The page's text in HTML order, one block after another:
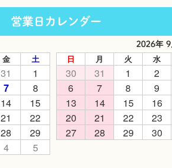
営業日カレンダー
金 土
31
1
7
8
14
15
21
22
28
29
4 5
2026年 9
日 月 火 水
30 31 1 2
6
7 8 9
13
14 15 16
20
21 22 23
27
28 29 30